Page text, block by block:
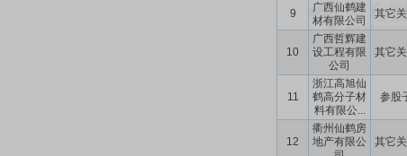
9
广西仙鹤建
材有限公司
其它
10
广西哲辉建
设工程有限
公司
其它
11
浙江高旭仙
鹤高分子材
料有限公...
参股
12
衢州仙鹤房
地产有限公
其它